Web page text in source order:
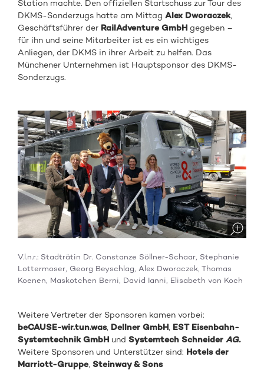
Station machte. Den offiziellen Startschuss zur Tour des
DKMS-Sonderzugs hatte am MittagAlex Dworaczek,
Geschäftsführer der RailAdventure GmbH gegeben –
für ihn und seine Mitarbeiter ist es ein wichtiges
Anliegen, der DKMS in ihrer Arbeit zu helfen. Das
Münchener Unternehmen ist Hauptsponsor des DKMS-
Sonderzugs.
V.l.n.r.: Stadträtin Dr. Constanze Söllner-Schaar, Stephanie
Lottermoser, Georg Beyschlag, Alex Dworaczek, Thomas
Koenen, Maskotchen Berni, David Ianni, Elisabeth von Koch
Weitere Vertreter der Sponsoren kamen vorbei:
beCAUSE-wir.tun.was, Dellner GmbH, EST Eisenbahn-
Systemtechnik GmbH undSystemtech Schneider AG.
Weitere Sponsoren und Unterstützer sind: Hotels der
Marriott-Gruppe,Steinway & Sons